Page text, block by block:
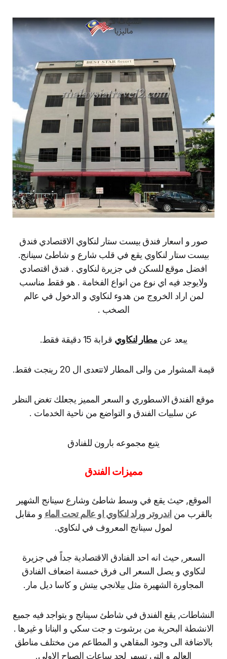
صور و اسعار فندق بيست ستار لنكاوي الاقتصادي فندق
بيست ستار لنكاوي يقع في قلب شارع و شاطئ سينانج.
افضل موقع للسكن في جزيرة لنكاوي . فندق اقتصادي
ولايوجد فيه اي نوع من انواع الفخامة . هو فقط مناسب
لمن اراد الخروج من هدوء لنكاوي و الدخول في عالم
الصخب .
يبعد عن مطار لنكاوي قرابة 15 دقيقة فقط.
قيمة المشوار من والى المطار لاتتعدى ال 20 رينجت فقط.
موقع الفندق الاسطوري و السعر المميز يجعلك تغض النظر
عن سلبيات الفندق و التواضع من ناحية الخدمات .
يتبع مجموعه بارون للفنادق
مميزات الفندق
الموقع, حيث يقع في وسط شاطئ وشارع سينانج الشهير
بالقرب من اندروتر ورلد لنكاوي او عالم تحت الماء و مقابل
لمول سينانج المعروف في لنكاوي.
السعر, حيث انه احد الفنادق الاقتصادية جداً في جزيرة
لنكاوي و يصل السعر الى فرق خمسة اضعاف الفنادق
المجاورة الشهيرة مثل بيلانجي بيتش و كاسا ديل مار.
النشاطات, يقع الفندق في شاطئ سينانج و يتواجد فيه جميع
الانشطة البحرية من برشوت و جت سكي و البنانا و غيرها .
بالاضافة الى وجود المقاهي و المطاعم من مختلف مناطق
العالم و التي تسهر لحد ساعات الصباح الاولى.